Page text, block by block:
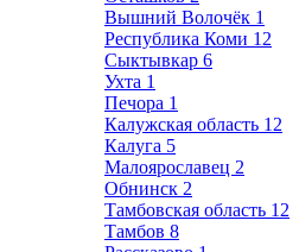
Вышний Волочёк 1
Республика Коми 12
Сыктывкар 6
Ухта 1
Печора 1
Калужская область 12
Калуга 5
Малоярославец 2
Обнинск 2
Тамбовская область 12
Тамбов 8